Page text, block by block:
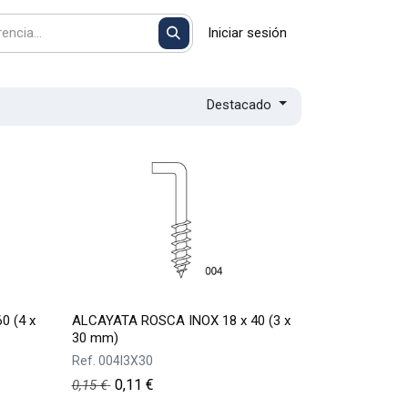
Iniciar sesión
Destacado
(4 x
ALCAYATA ROSCA INOX 18 x 40 (3 x
30 mm)
Ref. 004I3X30
0,15€ 0,11 €